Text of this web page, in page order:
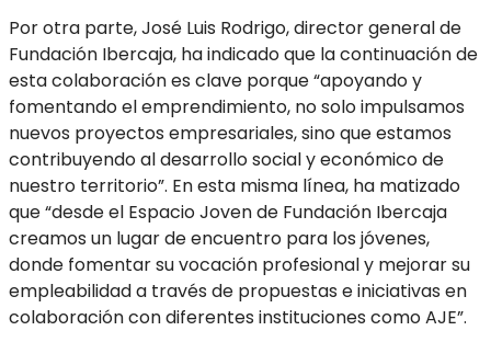
Por otra parte, José Luis Rodrigo, director general de
Fundación Ibercaja, ha indicado que la continuación de
esta colaboración es clave porque “apoyando y
fomentando el emprendimiento, no solo impulsamos
nuevos proyectos empresariales, sino que estamos
contribuyendo al desarrollo social y económico de
nuestro territorio”. En esta misma línea, ha matizado
que “desde el Espacio Joven de Fundación Ibercaja
creamos un lugar de encuentro para los jóvenes,
donde fomentar su vocación profesional y mejorar su
empleabilidad a través de propuestas e iniciativas en
colaboración con diferentes instituciones como AJE”.